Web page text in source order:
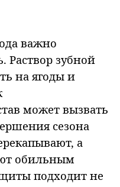
важно
Раствор зубной
на ягоды и
может вызвать
сезона
а
обильным
подходит не